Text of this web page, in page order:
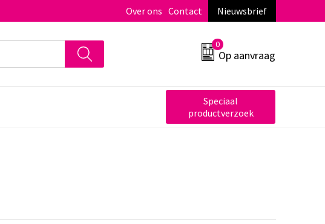
Over ons Contact Nieuwsbrief
0
Op aanvraag
Speciaal
productverzoek